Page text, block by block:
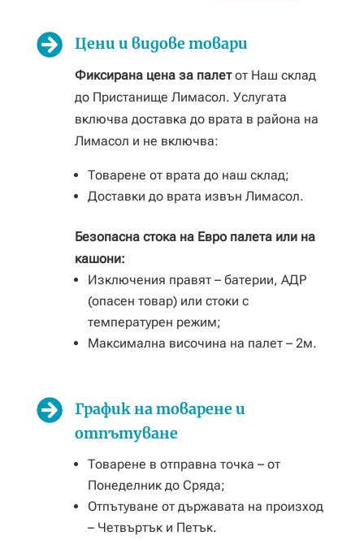
 Цени и видове товари
Фиксирана цена за палетот Наш склад
до Пристанище Лимасол. Услугата
включва доставка до врата в района на
Лимасол и не включва:
Товарене от врата до наш склад;
Доставки до врата извън Лимасол.
Безопасна стока на Евро палета или на
кашони:
Изключения правят – батерии, АДР
(опасен товар) или стоки с
температурен режим;
Максимална височина на палет – 2м.

График на товарене и
отпътуване
Товарене в отправна точка – от
Понеделник до Сряда;
Отпътуване от държавата на произход
– Четвъртък и Петък.